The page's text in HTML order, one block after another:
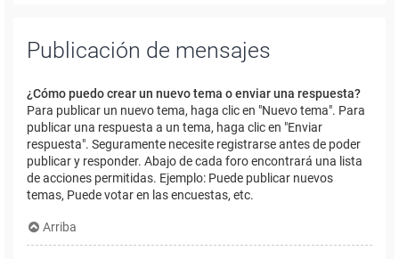
Publicación de mensajes
¿Cómo puedo crear un nuevo tema o enviar una respuesta?
Para publicar un nuevo tema, haga clic en "Nuevo tema". Para
publicar una respuesta a un tema, haga clic en "Enviar
respuesta". Seguramente necesite registrarse antes de poder
publicar y responder. Abajo de cada foro encontrará una lista
de acciones permitidas. Ejemplo: Puede publicar nuevos
temas, Puede votar en las encuestas, etc.
Arriba